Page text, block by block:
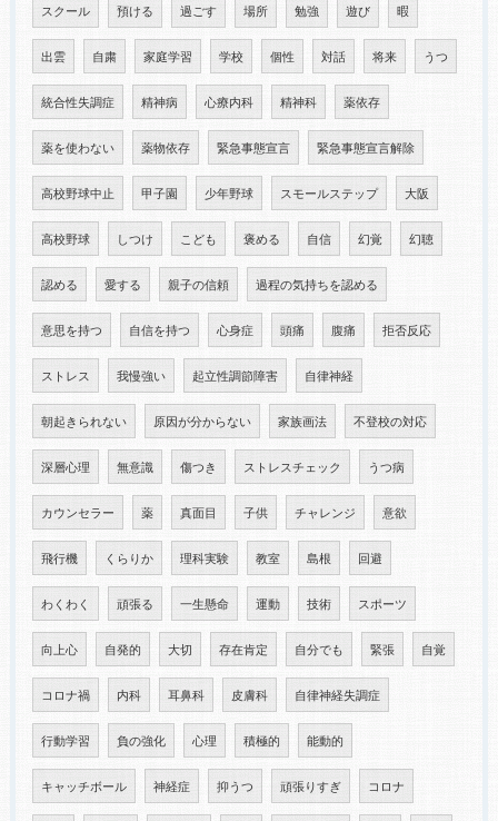
スクール 預ける 過ごす 場所 勉強 遊び 暇
出雲 自粛 家庭学習 学校 個性 対話 将来 うつ
統合性失調症 精神病 心療内科 精神科 薬依存
薬を使わない 薬物依存 緊急事態宣言 緊急事態宣言解除
高校野球中止 甲子園 少年野球 スモールステップ 大阪
高校野球 しつけ こども 褒める 自信 幻覚 幻聴
認める 愛する 親子の信頼 過程の気持ちを認める
意思を持つ 自信を持つ 心身症 頭痛 腹痛 拒否反応
ストレス 我慢強い 起立性調節障害 自律神経
朝起きられない 原因が分からない 家族画法 不登校の対応
深層心理 無意識 傷つき ストレスチェック うつ病
カウンセラー 薬 真面目 子供 チャレンジ 意欲
飛行機 くらりか 理科実験 教室 島根 回避
わくわく 頑張る 一生懸命 運動 技術 スポーツ
向上心 自発的 大切 存在肯定 自分でも 緊張 自覚
コロナ禍 内科 耳鼻科 皮膚科 自律神経失調症
行動学習 負の強化 心理 積極的 能動的
キャッチボール 神経症 抑うつ 頑張りすぎ コロナ